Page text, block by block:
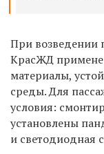
При возведении
КрасЖД
материалы,
среды. Для
условия:
установлены
и светодиодная